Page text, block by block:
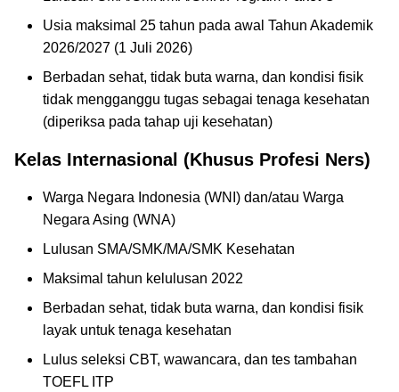
Usia maksimal 25 tahun pada awal Tahun Akademik
2026/2027 (1 Juli 2026)
Berbadan sehat, tidak buta warna, dan kondisi fisik
tidak mengganggu tugas sebagai tenaga kesehatan
(diperiksa pada tahap uji kesehatan)
Kelas Internasional (Khusus Profesi Ners)
Warga Negara Indonesia (WNI) dan/atau Warga
Negara Asing (WNA)
Lulusan SMA/SMK/MA/SMK Kesehatan
Maksimal tahun kelulusan 2022
Berbadan sehat, tidak buta warna, dan kondisi fisik
layak untuk tenaga kesehatan
Lulus seleksi CBT, wawancara, dan tes tambahan
TOEFL ITP